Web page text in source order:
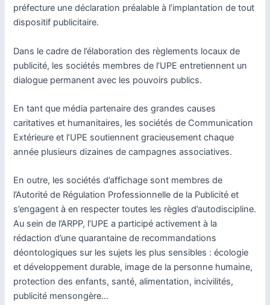
préfecture une déclaration préalable à l’implantation de tout
dispositif publicitaire.
Dans le cadre de l’élaboration des règlements locaux de
publicité, les sociétés membres de l’UPE entretiennent un
dialogue permanent avec les pouvoirs publics.
En tant que média partenaire des grandes causes
caritatives et humanitaires, les sociétés de Communication
Extérieure et l’UPE soutiennent gracieusement chaque
année plusieurs dizaines de campagnes associatives.
En outre, les sociétés d’affichage sont membres de
l’Autorité de Régulation Professionnelle de la Publicité et
s’engagent à en respecter toutes les règles d’autodiscipline.
Au sein de l’ARPP, l’UPE a participé activement à la
rédaction d’une quarantaine de recommandations
déontologiques sur les sujets les plus sensibles : écologie
et développement durable, image de la personne humaine,
protection des enfants, santé, alimentation, incivilités,
publicité mensongère…